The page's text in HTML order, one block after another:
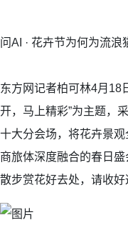
问AI · 花卉节为何为流浪
东方网记者柏可林4月18
开，马上精彩”为主题，
十大分会场，将花卉景
商旅体深度融合的春日
散步赏花好去处，请收好